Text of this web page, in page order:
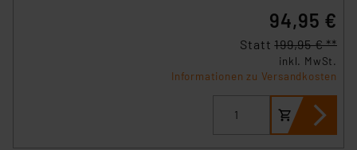
94,95 €
Statt199,95 € **
inkl. MwSt.
Informationen zu Versandkosten